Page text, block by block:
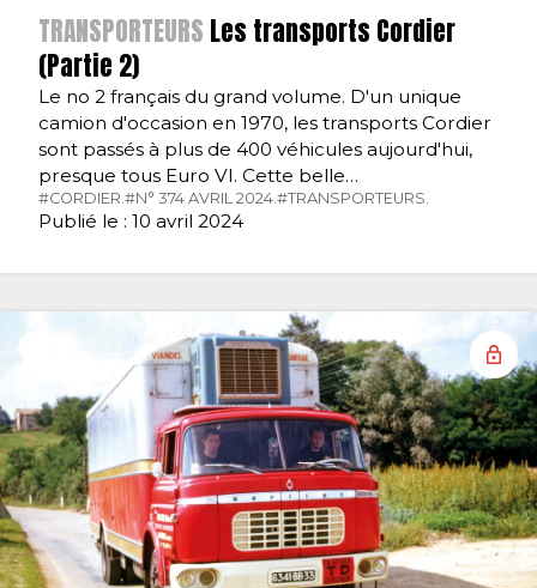
TRANSPORTEURS Les transports Cordier
(Partie 2)
Le no 2 français du grand volume. D'un unique
camion d'occasion en 1970, les transports Cordier
sont passés à plus de 400 véhicules aujourd'hui,
presque tous Euro VI. Cette belle…
#CORDIER.#N° 374 AVRIL 2024.#TRANSPORTEURS.
Publié le : 10 avril 2024